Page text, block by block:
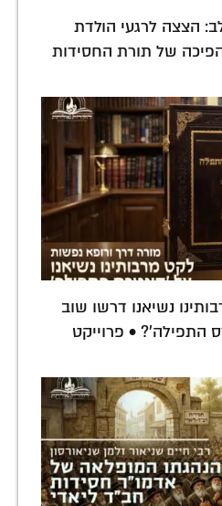
הצצה לרגעי הולדת
של תורת החסידות
נשיאנו דרשו שוב
התפילה'? • פרוייקט